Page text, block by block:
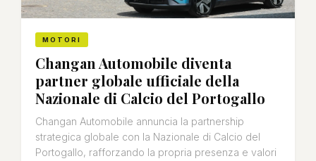
MOTORI
Changan Automobile diventa
partner globale ufficiale della
Nazionale di Calcio del Portogallo
Changan Automobile annuncia la partnership
strategica globale con la Nazionale di Calcio del
Portogallo, rafforzando la propria presenza e valori